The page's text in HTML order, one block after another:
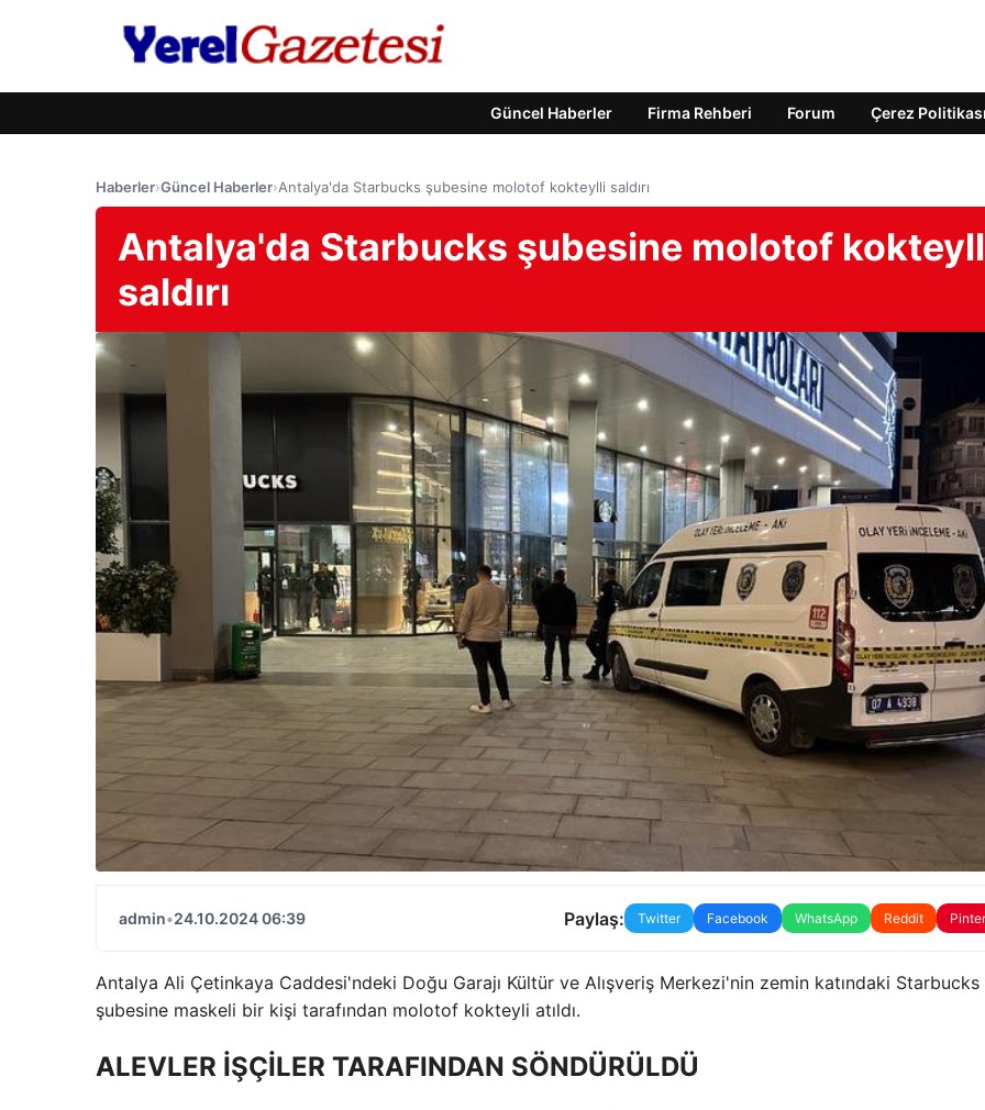
Güncel Haberler Firma Rehberi Forum Çerez
Haberler›Güncel Haberler›Antalya'da Starbucks şubesine molotof kokteylli saldırı
Antalya'da Starbucks şubesine molotof
saldırı
admin•24.10.2024 06:39 Paylaş: Twitter Facebook WhatsApp Reddit
Antalya Ali Çetinkaya Caddesi'ndeki Doğu Garajı Kültür ve Alışveriş Merkezi'nin zemin katındaki Starbucks
şubesine maskeli bir kişi tarafından molotof kokteyli atıldı.
ALEVLER İŞÇİLER TARAFINDAN SÖNDÜRÜLDÜ